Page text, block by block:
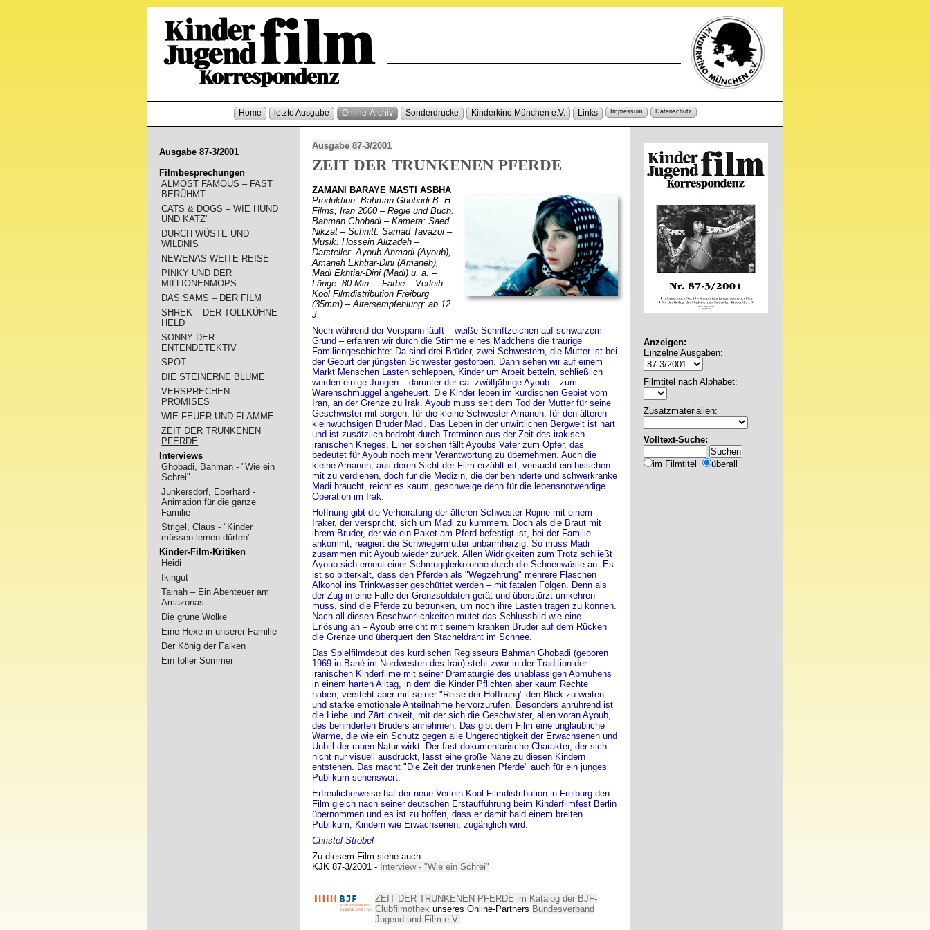
Home letzte Ausgabe Online-Archiv Sonderdrucke Kinderkino München e.V. Links Impressum Datenschutz
Ausgabe 87-3/2001
ZEIT DER TRUNKENEN PFERDE
ZAMANI BARAYE MASTI ASBHA
Produktion: Bahman Ghobadi B. H.
Films; Iran 2000 – Regie und Buch:
Bahman Ghobadi – Kamera: Saed
Nikzat – Schnitt: Samad Tavazoi –
Musik: Hossein Alizadeh –
Darsteller: Ayoub Ahmadi (Ayoub),
Amaneh Ekhtiar-Dini (Amaneh),
Madi Ekhtiar-Dini (Madi) u. a. –
Länge: 80 Min. – Farbe – Verleih:
Kool Filmdistribution Freiburg
(35mm) – Altersempfehlung: ab 12
J.
Noch während der Vorspann läuft – weiße Schriftzeichen auf schwarzem
Grund – erfahren wir durch die Stimme eines Mädchens die traurige
Familiengeschichte: Da sind drei Brüder, zwei Schwestern, die Mutter ist bei
der Geburt der jüngsten Schwester gestorben. Dann sehen wir auf einem
Markt Menschen Lasten schleppen, Kinder um Arbeit betteln, schließlich
werden einige Jungen – darunter der ca. zwölfjährige Ayoub – zum
Warenschmuggel angeheuert. Die Kinder leben im kurdischen Gebiet vom
Iran, an der Grenze zu Irak. Ayoub muss seit dem Tod der Mutter für seine
Geschwister mit sorgen, für die kleine Schwester Amaneh, für den älteren
kleinwüchsigen Bruder Madi. Das Leben in der unwirtlichen Bergwelt ist hart
und ist zusätzlich bedroht durch Tretminen aus der Zeit des irakisch-
iranischen Krieges. Einer solchen fällt Ayoubs Vater zum Opfer, das
bedeutet für Ayoub noch mehr Verantwortung zu übernehmen. Auch die
kleine Amaneh, aus deren Sicht der Film erzählt ist, versucht ein bisschen
mit zu verdienen, doch für die Medizin, die der behinderte und schwerkranke
Madi braucht, reicht es kaum, geschweige denn für die lebensnotwendige
Operation im Irak.
Hoffnung gibt die Verheiratung der älteren Schwester Rojine mit einem
Iraker, der verspricht, sich um Madi zu kümmern. Doch als die Braut mit
ihrem Bruder, der wie ein Paket am Pferd befestigt ist, bei der Familie
ankommt, reagiert die Schwiegermutter unbarmherzig. So muss Madi
zusammen mit Ayoub wieder zurück. Allen Widrigkeiten zum Trotz schließt
Ayoub sich erneut einer Schmugglerkolonne durch die Schneewüste an. Es
ist so bitterkalt, dass den Pferden als "Wegzehrung" mehrere Flaschen
Alkohol ins Trinkwasser geschüttet werden – mit fatalen Folgen. Denn als
der Zug in eine Falle der Grenzsoldaten gerät und überstürzt umkehren
muss, sind die Pferde zu betrunken, um noch ihre Lasten tragen zu können.
Nach all diesen Beschwerlichkeiten mutet das Schlussbild wie eine
Erlösung an – Ayoub erreicht mit seinem kranken Bruder auf dem Rücken
die Grenze und überquert den Stacheldraht im Schnee.
Das Spielfilmdebüt des kurdischen Regisseurs Bahman Ghobadi (geboren
1969 in Bané im Nordwesten des Iran) steht zwar in der Tradition der
iranischen Kinderfilme mit seiner Dramaturgie des unablässigen Abmühens
in einem harten Alltag, in dem die Kinder Pflichten aber kaum Rechte
haben, versteht aber mit seiner "Reise der Hoffnung" den Blick zu weiten
und starke emotionale Anteilnahme hervorzurufen. Besonders anrührend ist
die Liebe und Zärtlichkeit, mit der sich die Geschwister, allen voran Ayoub,
des behinderten Bruders annehmen. Das gibt dem Film eine unglaubliche
Wärme, die wie ein Schutz gegen alle Ungerechtigkeit der Erwachsenen und
Unbill der rauen Natur wirkt. Der fast dokumentarische Charakter, der sich
nicht nur visuell ausdrückt, lässt eine große Nähe zu diesen Kindern
entstehen. Das macht "Die Zeit der trunkenen Pferde" auch für ein junges
Publikum sehenswert.
Erfreulicherweise hat der neue Verleih Kool Filmdistribution in Freiburg den
Film gleich nach seiner deutschen Erstaufführung beim Kinderfilmfest Berlin
übernommen und es ist zu hoffen, dass er damit bald einem breiten
Publikum, Kindern wie Erwachsenen, zugänglich wird.
Christel Strobel
Zu diesem Film siehe auch:
KJK 87-3/2001 - Interview - "Wie ein Schrei"
ZEIT DER TRUNKENEN PFERDE im Katalog der BJF-
Clubfilmothek unseres Online-Partners Bundesverband
Jugend und Film e.V.
Ausgabe 87-3/2001
Filmbesprechungen
ALMOST FAMOUS – FAST
BERÜHMT
CATS & DOGS – WIE HUND
UND KATZ'
DURCH WÜSTE UND
WILDNIS
NEWENAS WEITE REISE
PINKY UND DER
MILLIONENMOPS
DAS SAMS – DER FILM
SHREK – DER TOLLKÜHNE
HELD
SONNY DER
ENTENDETEKTIV
SPOT
DIE STEINERNE BLUME
VERSPRECHEN –
PROMISES
WIE FEUER UND FLAMME
ZEIT DER TRUNKENEN
PFERDE
Interviews
Ghobadi, Bahman - "Wie ein
Schrei"
Junkersdorf, Eberhard -
Animation für die ganze
Familie
Strigel, Claus - "Kinder
müssen lernen dürfen"
Kinder-Film-Kritiken
Heidi
Ikingut
Tainah – Ein Abenteuer am
Amazonas
Die grüne Wolke
Eine Hexe in unserer Familie
Der König der Falken
Ein toller Sommer
Anzeigen:
Einzelne Ausgaben:
Filmtitel nach Alphabet:
Zusatzmaterialien:
Volltext-Suche:
im Filmtitel überall